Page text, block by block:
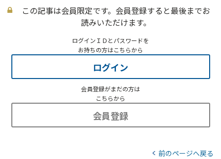
この記事は会員限定です。会員登録すると最後までお
読みいただけます。
ログインＩＤとパスワードを
お持ちの方はこちらから
ログイン
会員登録がまだの方は
こちらから
会員登録
前のページへ戻る